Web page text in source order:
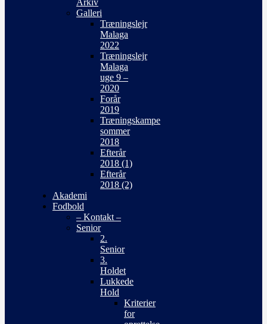
Arkiv
Galleri
Træningslejr
Malaga
2022
Træningslejr
Malaga
uge 9 –
2020
Forår
2019
Træningskampe
sommer
2018
Efterår
2018 (1)
Efterår
2018 (2)
Akademi
Fodbold
– Kontakt –
Senior
2.
Senior
3.
Holdet
Lukkede
Hold
Kriterier
for